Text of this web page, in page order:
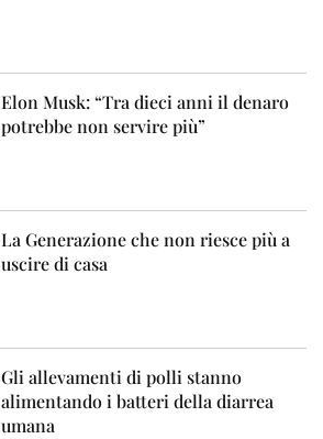
Elon Musk: “Tra dieci anni il denaro
potrebbe non servire più”
La Generazione che non riesce più a
uscire di casa
Gli allevamenti di polli stanno
alimentando i batteri della diarrea
umana